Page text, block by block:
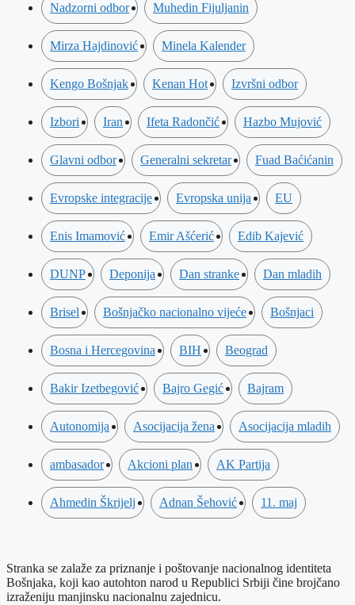
Nadzorni odbor Muhedin Fijuljanin
Mirza Hajdinović Minela Kalender
Kengo Bošnjak Kenan Hot Izvršni odbor
Izbori Iran Ifeta Radončić Hazbo Mujović
Glavni odbor Generalni sekretar Fuad Baćićanin
Evropske integracije Evropska unija EU
Enis Imamović Emir Ašćerić Edib Kajević
DUNP Deponija Dan stranke Dan mladih
Brisel Bošnjačko nacionalno vijeće Bošnjaci
Bosna i Hercegovina BIH Beograd
Bakir Izetbegović Bajro Gegić Bajram
Autonomija Asocijacija žena Asocijacija mladih
ambasador Akcioni plan AK Partija
Ahmedin Škrijelj Adnan Šehović 11. maj
Stranka se zalaže za priznanje i poštovanje nacionalnog identiteta
Bošnjaka, koji kao autohton narod u Republici Srbiji čine brojčano
izraženiju manjinsku nacionalnu zajednicu.